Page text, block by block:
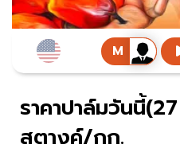
ราคาปาล์มวันนี้
สตางค์/กก.